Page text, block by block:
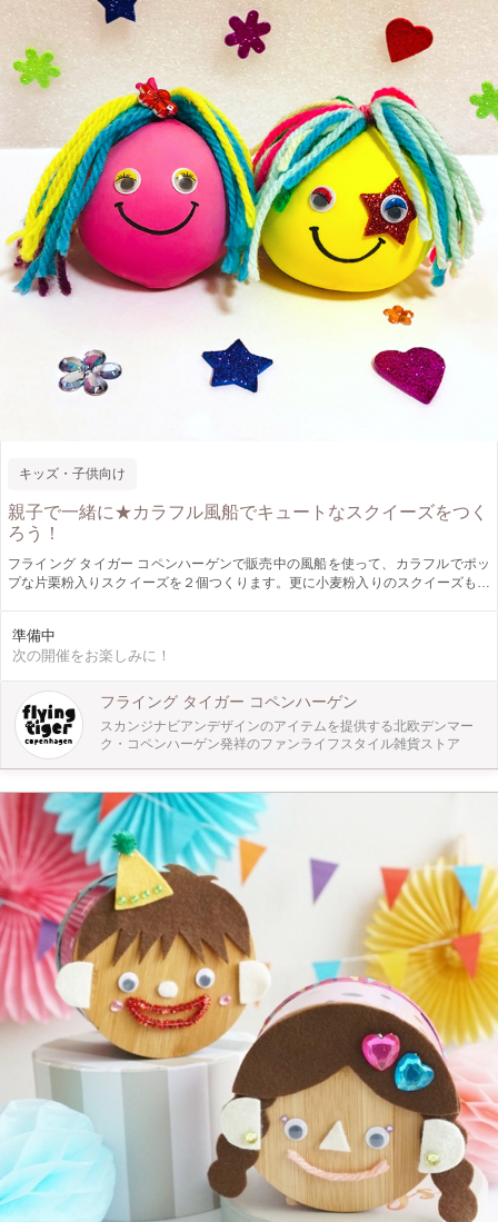
キッズ・子供向け
親子で一緒に★カラフル風船でキュートなスクイーズをつく
ろう！
フライング タイガー コペンハーゲンで販売中の風船を使って、カラフルでポッ
プな片栗粉入りスクイーズを２個つくります。更に小麦粉入りのスクイーズも１
はお渡しいたしません。予約の際に【備考欄】にアレルギーがある旨を必ず記載
してください。 好きな色の風船を選んだら、親子で一緒に膨らませて片栗粉を
ーションしたら、ポップで可愛いスクイーズたちの完成！ このワークショップ
では片栗粉のスクイーズを２つ作りますが、小麦粉を入れたスクイーズも１つプ
レゼント。中に入れる粉が違うと触感が変わります♪ 楽しく作ることができた
ら、来月7/28にやってくる「親子の日」に向けて、おうちで他のスクイーズも作
って、ファミリーをつくってみてください♪
準備中
次の開催をお楽しみに！
フライング タイガー コペンハーゲン
スカンジナビアンデザインのアイテムを提供する北欧デンマー
ク・コペンハーゲン発祥のファンライフスタイル雑貨ストア